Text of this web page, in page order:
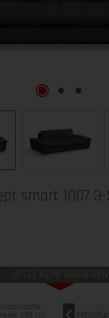
smart 1007
JETZT KONFIGURIEREN
236 cm